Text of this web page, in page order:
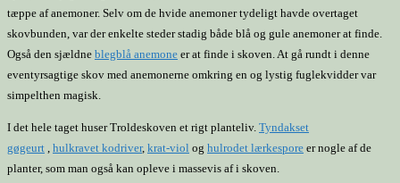
tæppe af anemoner. Selv om de hvide anemoner tydeligt havde overtaget
skovbunden, var der enkelte steder stadig både blå og gule anemoner at finde.
Også den sjældne blegblå anemone er at finde i skoven. At gå rundt i denne
eventyrsagtige skov med anemonerne omkring en og lystig fuglekvidder var
simpelthen magisk.
I det hele taget huser Troldeskoven et rigt planteliv. Tyndakset
gøgeurt hulkravet kodriver, krat-viol og hulrodet lærkespore er nogle af de
planter, som man også kan opleve i massevis af i skoven.